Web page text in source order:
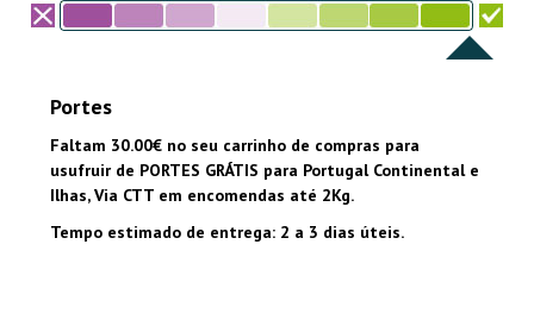
Portes
Faltam 30.00€ no seu carrinho de compras para
usufruir de PORTES GRÁTIS para Portugal Continental e
Ilhas, Via CTT em encomendas até 2Kg.
Tempo estimado de entrega: 2 a 3 dias úteis.